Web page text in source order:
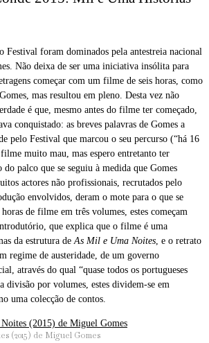
Festival foram dominados pela antestreia nacional
Não deixa de ser uma iniciativa insólita para
começar com um filme de seis horas, como
mas resultou em pleno. Desta vez não
é que, mesmo antes do filme ter começado,
conquistado: as breves palavras de Gomes a
pelo Festival que marcou o seu percurso (“há 16
muito mau, mas espero entretanto ter
do palco que se seguiu à medida que Gomes
actores não profissionais, recrutados pelo
envolvidos, deram o mote para o que se
de filme em três volumes, estes começam
que explica que o filme é uma
da estrutura de As Mil e Uma Noites , e o retrato
regime de austeridade, de um governo
através do qual “quase todos os portugueses
divisão por volumes, estes dividem-se em
uma colecção de contos.
(2015) de Miguel Gomes